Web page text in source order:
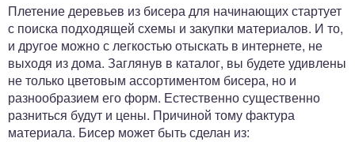
Плетение деревьев из бисера для начинающих стартует
с поиска подходящей схемы и закупки материалов. И то,
и другое можно с легкостью отыскать в интернете, не
выходя из дома. Заглянув в каталог, вы будете удивлены
не только цветовым ассортиментом бисера, но и
разнообразием его форм. Естественно существенно
разниться будут и цены. Причиной тому фактура
материала. Бисер может быть сделан из: